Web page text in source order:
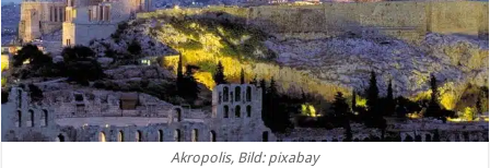
Akropolis, Bild: pixabay